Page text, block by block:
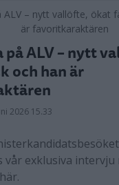
på ALV – nytt
och han är
2026 15.33
vår exklusiva intervju